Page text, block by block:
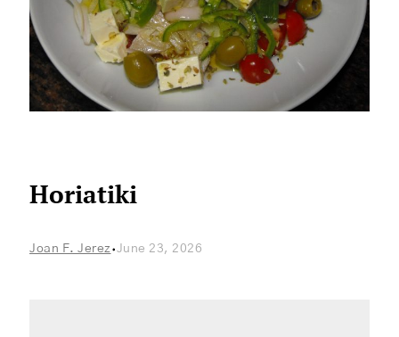
Horiatiki
Joan F. Jerez·June 23, 2026